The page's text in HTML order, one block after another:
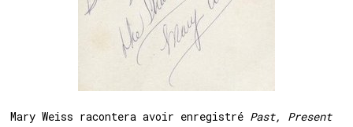
Mary Weiss racontera avoir enregistré Past, Present